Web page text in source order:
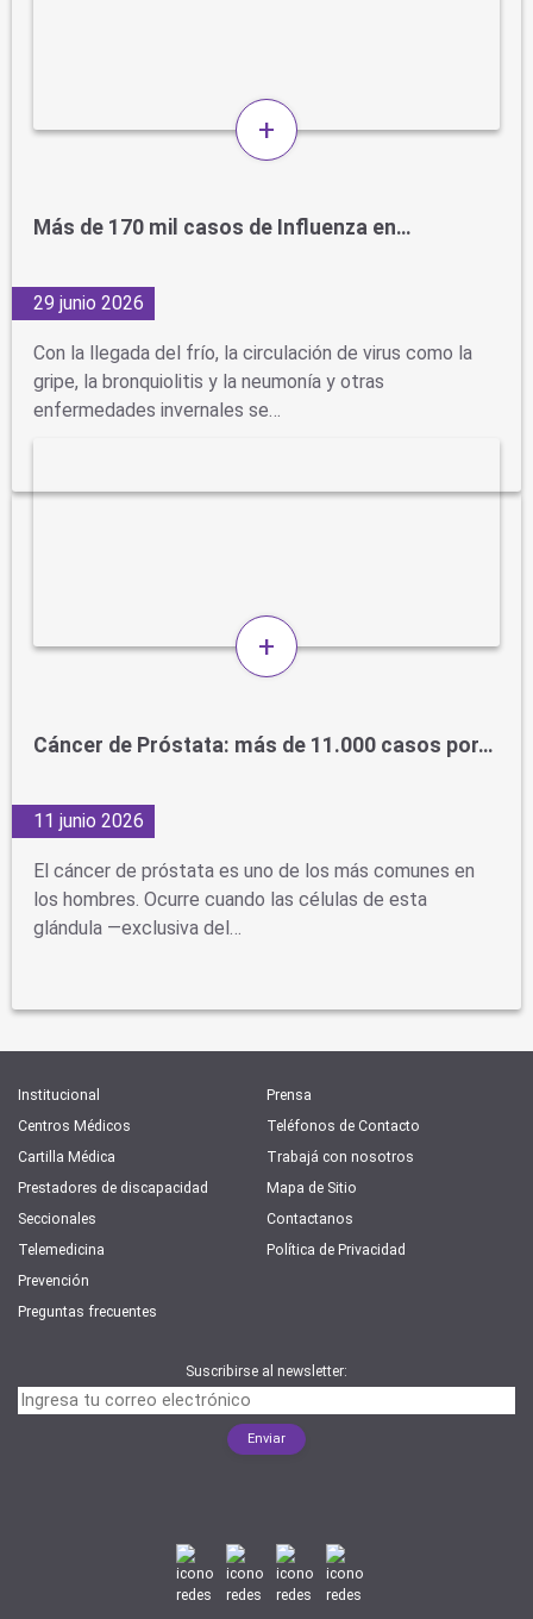
+
Más de 170 mil casos de Influenza en…
29 junio 2026
Con la llegada del frío, la circulación de virus como la
gripe, la bronquiolitis y la neumonía y otras
enfermedades invernales se…
+
Cáncer de Próstata: más de 11.000 casos por…
11 junio 2026
El cáncer de próstata es uno de los más comunes en
los hombres. Ocurre cuando las células de esta
glándula —exclusiva del…
Institucional
Centros Médicos
Cartilla Médica
Prestadores de discapacidad
Seccionales
Telemedicina
Prevención
Preguntas frecuentes
Prensa
Teléfonos de Contacto
Trabajá con nosotros
Mapa de Sitio
Contactanos
Política de Privacidad
Suscribirse al newsletter: